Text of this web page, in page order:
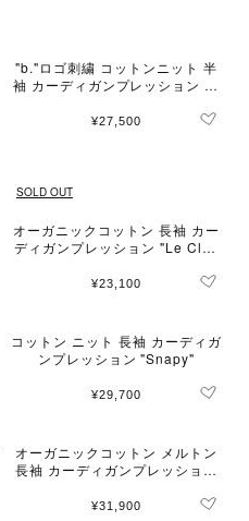
"b."ロゴ刺繍 コットンニット 半
袖 カーディガンプレッション "S
¥27,500
SOLD OUT
オーガニックコットン 長袖 カー
ディガンプレッション "Le Clas
¥23,100
コットン ニット 長袖 カーディガ
ンプレッション "Snapy"
¥29,700
オーガニックコットン メルトン
長袖 カーディガンプレッション
¥31,900